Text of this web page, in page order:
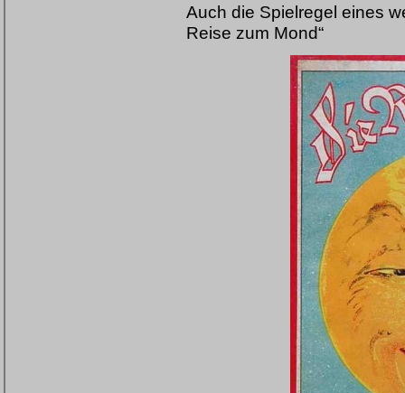
Auch die Spielregel eines
Reise zum Mond“